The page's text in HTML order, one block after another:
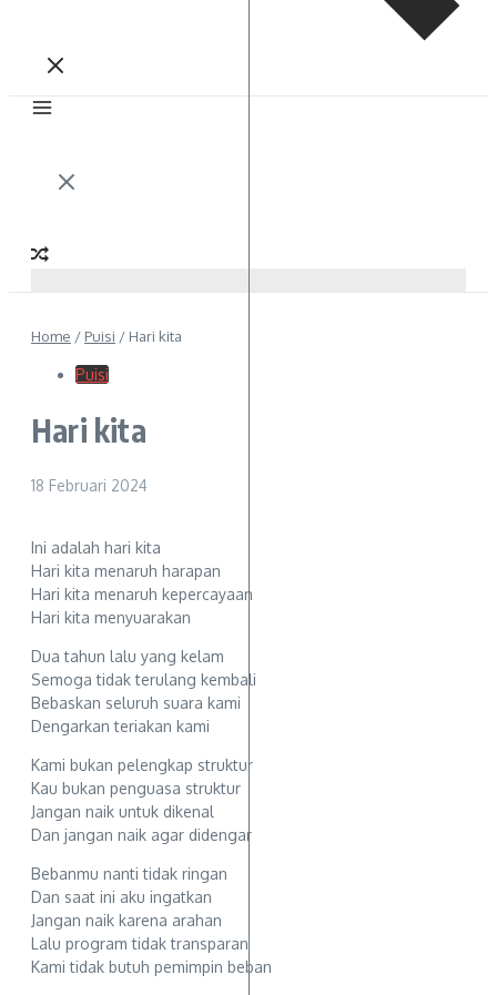
Home / Puisi / Hari kita
Puisi
Hari kita
18 Februari 2024
Ini adalah hari kita
Hari kita menaruh harapan
Hari kita menaruh kepercayaan
Hari kita menyuarakan
Dua tahun lalu yang kelam
Semoga tidak terulang kembali
Bebaskan seluruh suara kami
Dengarkan teriakan kami
Kami bukan pelengkap struktur
Kau bukan penguasa struktur
Jangan naik untuk dikenal
Dan jangan naik agar didengar
Bebanmu nanti tidak ringan
Dan saat ini aku ingatkan
Jangan naik karena arahan
Lalu program tidak transparan
Kami tidak butuh pemimpin beban